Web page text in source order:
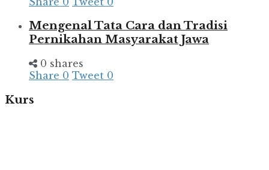
Mengenal Tata Cara dan Tradisi
Pernikahan Masyarakat Jawa
0 shares
Share 0 Tweet 0
Kurs